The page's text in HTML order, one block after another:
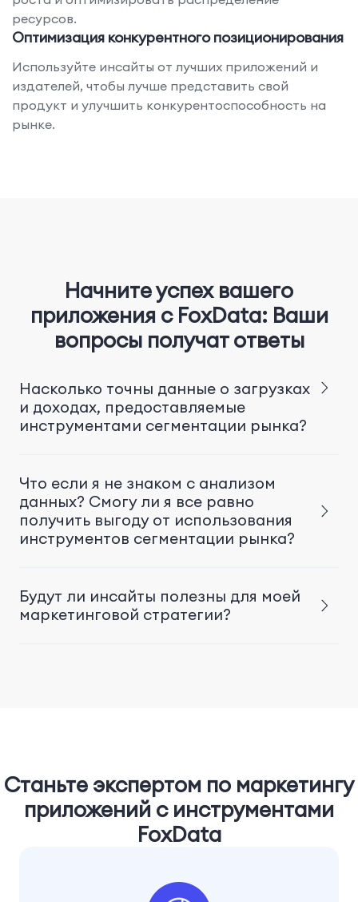
ресурсов.
Оптимизация конкурентного позиционирования
Используйте инсайты от лучших приложений и
издателей, чтобы лучше представить свой
продукт и улучшить конкурентоспособность на
рынке.
Начните успех вашего
приложения с FoxData: Ваши
вопросы получат ответы
Насколько точны данные о загрузках
и доходах, предоставляемые
инструментами сегментации рынка?
Что если я не знаком с анализом
данных? Смогу ли я все равно
получить выгоду от использования
инструментов сегментации рынка?
Будут ли инсайты полезны для моей
маркетинговой стратегии?
Станьте экспертом по маркетингу
приложений с инструментами
FoxData